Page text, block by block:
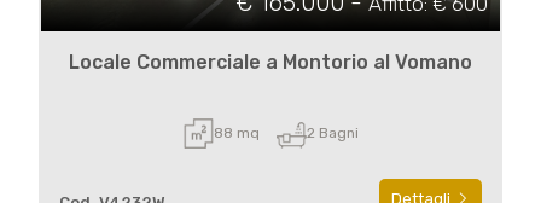
Locale Commerciale a Montorio al Vomano
88 mq 2 Bagni
Dettagli